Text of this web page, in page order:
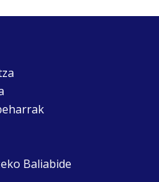
Baliabide